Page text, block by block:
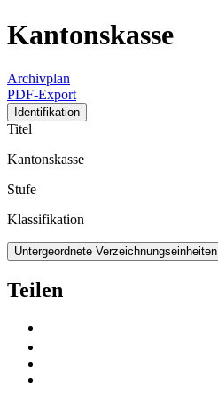
Kantonskasse
Archivplan
PDF-Export
Identifikation
Titel
Kantonskasse
Stufe
Klassifikation
Untergeordnete Verzeichnungseinheiten
Teilen